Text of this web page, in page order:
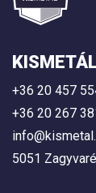
+36 20 457
+36 20 267
5051